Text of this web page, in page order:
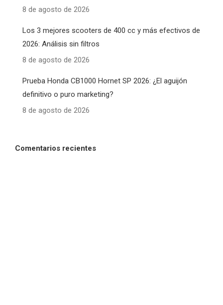
8 de agosto de 2026
Los 3 mejores scooters de 400 cc y más efectivos de
2026: Análisis sin filtros
8 de agosto de 2026
Prueba Honda CB1000 Hornet SP 2026: ¿El aguijón
definitivo o puro marketing?
8 de agosto de 2026
Comentarios recientes